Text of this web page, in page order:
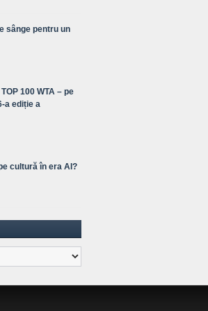
sânge pentru un
100 WTA – pe
a ediție a
cultură în era AI?